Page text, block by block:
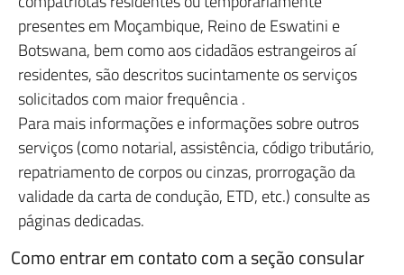
presentes em Moçambique, Reino de Eswatini e
Botswana, bem como aos cidadãos estrangeiros aí
residentes, são descritos sucintamente os serviços
solicitados com maior frequência .
Para mais informações e informações sobre outros
serviços (como notarial, assistência, código tributário,
repatriamento de corpos ou cinzas, prorrogação da
validade da carta de condução, ETD, etc.) consulte as
páginas dedicadas.
Comoentrar em contato com a seção consular